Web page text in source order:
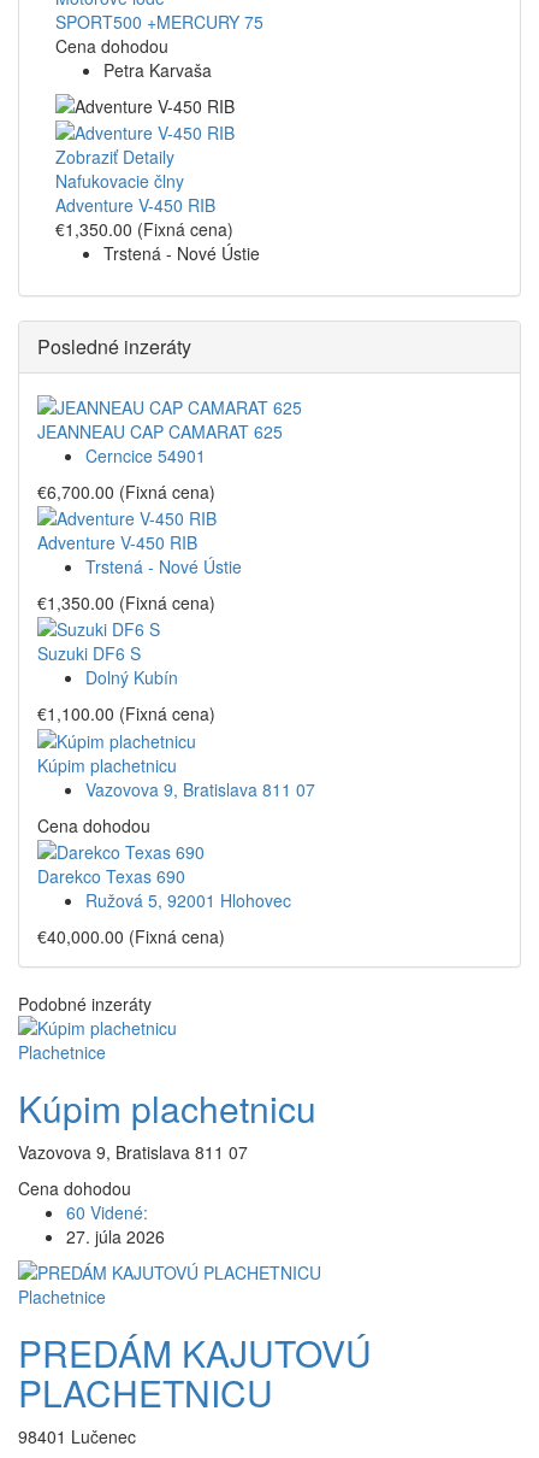
SPORT500 +MERCURY 75
Cena dohodou
Petra Karvaša
Zobraziť Detaily
Nafukovacie člny
Adventure V-450 RIB
€1,350.00 (Fixná cena)
Trstená - Nové Ústie
Posledné inzeráty
JEANNEAU CAP CAMARAT 625
Cerncice 54901
€6,700.00 (Fixná cena)
Adventure V-450 RIB
Trstená - Nové Ústie
€1,350.00 (Fixná cena)
Suzuki DF6 S
Dolný Kubín
€1,100.00 (Fixná cena)
Kúpim plachetnicu
Vazovova 9, Bratislava 811 07
Cena dohodou
Darekco Texas 690
Ružová 5, 92001 Hlohovec
€40,000.00 (Fixná cena)
Podobné inzeráty
Plachetnice
Kúpim plachetnicu
Vazovova 9, Bratislava 811 07
Cena dohodou
60 Videné:
27. júla 2026
Plachetnice
PREDÁM KAJUTOVÚ
PLACHETNICU
98401 Lučenec